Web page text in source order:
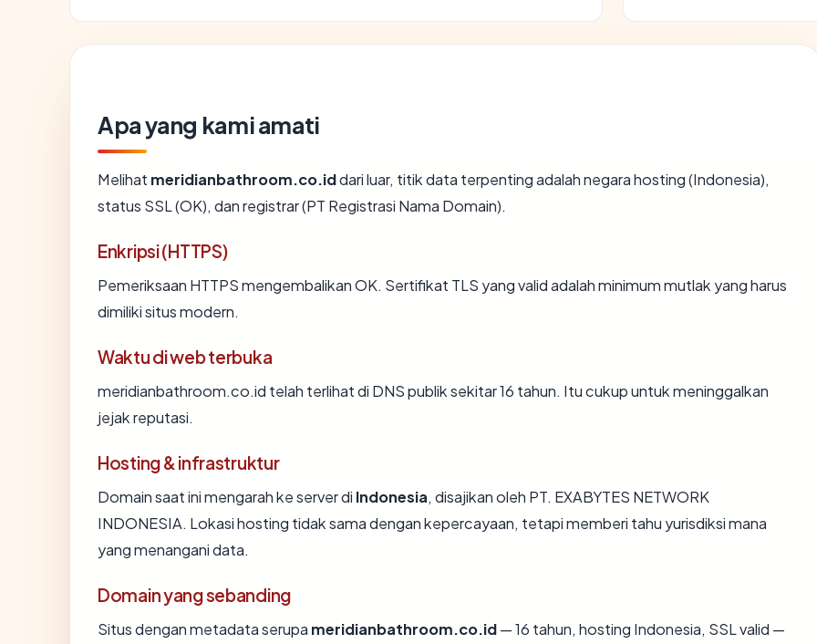
Apa yang kami amati
Melihat meridianbathroom.co.iddari luar, titik data terpenting adalah negara hosting (Indonesia),
status SSL (OK), dan registrar (PT Registrasi Nama Domain).
Enkripsi (HTTPS)
Pemeriksaan HTTPS mengembalikan OK. Sertifikat TLS yang valid adalah minimum mutlak yang harus
dimiliki situs modern.
Waktu di web terbuka
meridianbathroom.co.id telah terlihat di DNS publik sekitar 16 tahun. Itu cukup untuk meninggalkan
jejak reputasi.
Hosting & infrastruktur
Domain saat ini mengarah ke server di Indonesia, disajikan oleh PT. EXABYTES NETWORK
INDONESIA. Lokasi hosting tidak sama dengan kepercayaan, tetapi memberi tahu yurisdiksi mana
yang menangani data.
Domain yang sebanding
Situs dengan metadata serupa meridianbathroom.co.id— 16 tahun, hosting Indonesia, SSL valid —